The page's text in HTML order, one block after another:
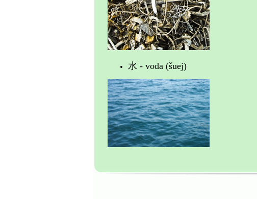
水 - voda (šuej)